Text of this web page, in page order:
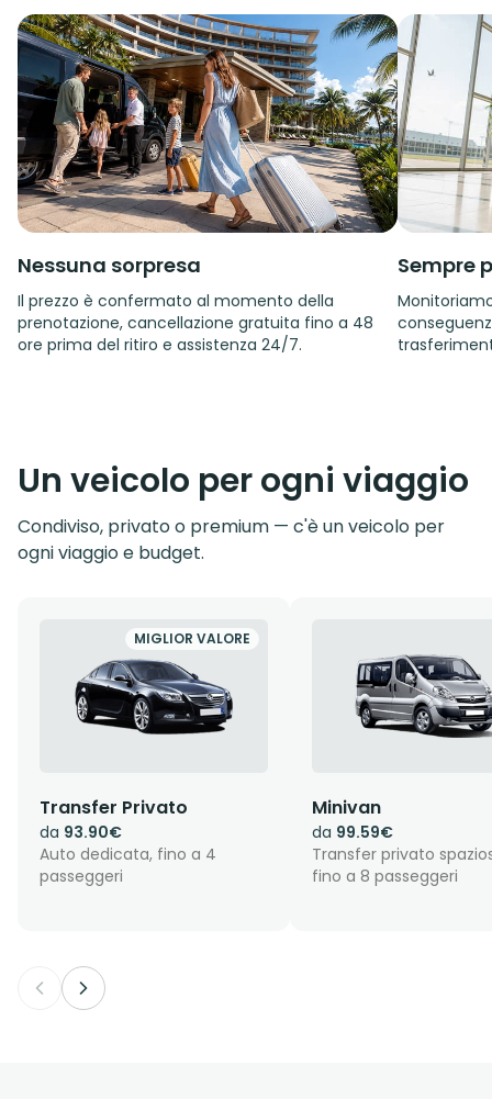
Nessuna sorpresa
Il prezzo è confermato al momento della
prenotazione, cancellazione gratuita fino a 48
ore prima del ritiro e assistenza 24/7.
Sempre
Un veicolo per ogni viaggio
Condiviso, privato o premium — c'è un veicolo per
ogni viaggio e budget.
MIGLIOR VALORE
Transfer Privato
da 93.90€
Auto dedicata, fino a 4
passeggeri
Minivan
da 99.59€
Transfer privato
fino a 8 passeggeri